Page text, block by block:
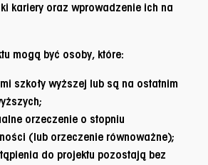
kariery oraz wprowadzenie ich na
mogą być osoby, które:
szkoły wyższej lub są na ostatnim
orzeczenie o stopniu
(lub orzeczenie równoważne);
do projektu pozostają bez